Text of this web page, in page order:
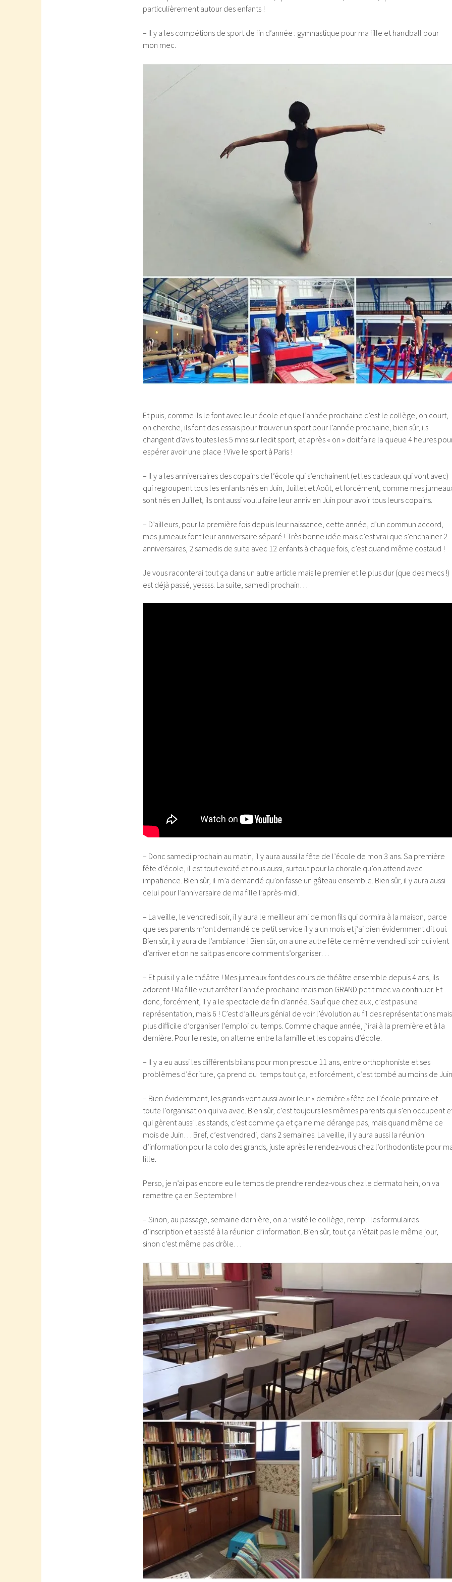
particulièrement autour des enfants !
– Il y a les compétions de sport de fin d’année : gymnastique pour ma fille et handball pour
mon mec.
Et puis, comme ils le font avec leur école et que l’année prochaine c’est le collège, on court,
on cherche, ils font des essais pour trouver un sport pour l’année prochaine, bien sûr, ils
changent d’avis toutes les 5 mns sur ledit sport, et après « on » doit faire la queue 4 heures
espérer avoir une place ! Vive le sport à Paris !
– Il y a les anniversaires des copains de l’école qui s’enchainent (et les cadeaux qui vont avec)
qui regroupent tous les enfants nés en Juin, Juillet et Août, et forcément, comme mes
sont nés en Juillet, ils ont aussi voulu faire leur anniv en Juin pour avoir tous leurs copains.
– D’ailleurs, pour la première fois depuis leur naissance, cette année, d’un commun accord,
mes jumeaux font leur anniversaire séparé ! Très bonne idée mais c’est vrai que s’enchainer 2
anniversaires, 2 samedis de suite avec 12 enfants à chaque fois, c’est quand même costaud !
Je vous raconterai tout ça dans un autre article mais le premier et le plus dur (que des mecs !)
est déjà passé, yessss. La suite, samedi prochain…
– Donc samedi prochain au matin, il y aura aussi la fête de l’école de mon 3 ans. Sa première
fête d’école, il est tout excité et nous aussi, surtout pour la chorale qu’on attend avec
impatience. Bien sûr, il m’a demandé qu’on fasse un gâteau ensemble. Bien sûr, il y aura aussi
celui pour l’anniversaire de ma fille l’après-midi.
– La veille, le vendredi soir, il y aura le meilleur ami de mon fils qui dormira à la maison, parce
que ses parents m’ont demandé ce petit service il y a un mois et j’ai bien évidemment dit oui.
Bien sûr, il y aura de l’ambiance ! Bien sûr, on a une autre fête ce même vendredi soir qui vient
d’arriver et on ne sait pas encore comment s’organiser…
– Et puis il y a le théâtre ! Mes jumeaux font des cours de théâtre ensemble depuis 4 ans, ils
adorent ! Ma fille veut arrêter l’année prochaine mais mon GRAND petit mec va continuer. Et
donc, forcément, il y a le spectacle de fin d’année. Sauf que chez eux, c’est pas une
représentation, mais 6 ! C’est d’ailleurs génial de voir l’évolution au fil des représentations mais
plus difficile d’organiser l’emploi du temps. Comme chaque année, j’irai à la première et à la
dernière. Pour le reste, on alterne entre la famille et les copains d’école.
– Il y a eu aussi les différents bilans pour mon presque 11 ans, entre orthophoniste et ses
problèmes d’écriture, ça prend du temps tout ça, et forcément, c’est tombé au moins de
– Bien évidemment, les grands vont aussi avoir leur « dernière » fête de l’école primaire et
toute l’organisation qui va avec. Bien sûr, c’est toujours les mêmes parents qui s’en occupent
qui gèrent aussi les stands, c’est comme ça et ça ne me dérange pas, mais quand même ce
mois de Juin… Bref, c’est vendredi, dans 2 semaines. La veille, il y aura aussi la réunion
d’information pour la colo des grands, juste après le rendez-vous chez l’orthodontiste pour
fille.
Perso, je n’ai pas encore eu le temps de prendre rendez-vous chez le dermato hein, on va
remettre ça en Septembre !
– Sinon, au passage, semaine dernière, on a : visité le collège, rempli les formulaires
d’inscription et assisté à la réunion d’information. Bien sûr, tout ça n’était pas le même jour,
sinon c’est même pas drôle…